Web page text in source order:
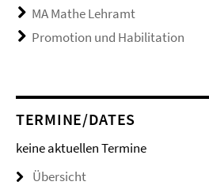
MA Mathe Lehramt
Promotion und Habilitation
TERMINE/DATES
keine aktuellen Termine
Übersicht